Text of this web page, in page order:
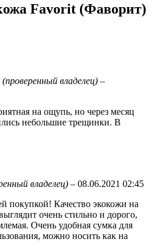
Favorit (Фаворит)
(проверенный владелец) –
на ощупь, но через месяц
небольшие трещинки. В
владелец) – 08.06.2021 02:45
покупкой! Качество экокожи на
очень стильно и дорого,
Очень удобная сумка для
можно носить как на